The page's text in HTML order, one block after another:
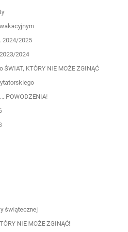
2024/2025
2024
KTÓRY NIE MOŻE ZGINĄĆ
POWODZENIA!
świątecznej
NIE MOŻE ZGINĄĆ!